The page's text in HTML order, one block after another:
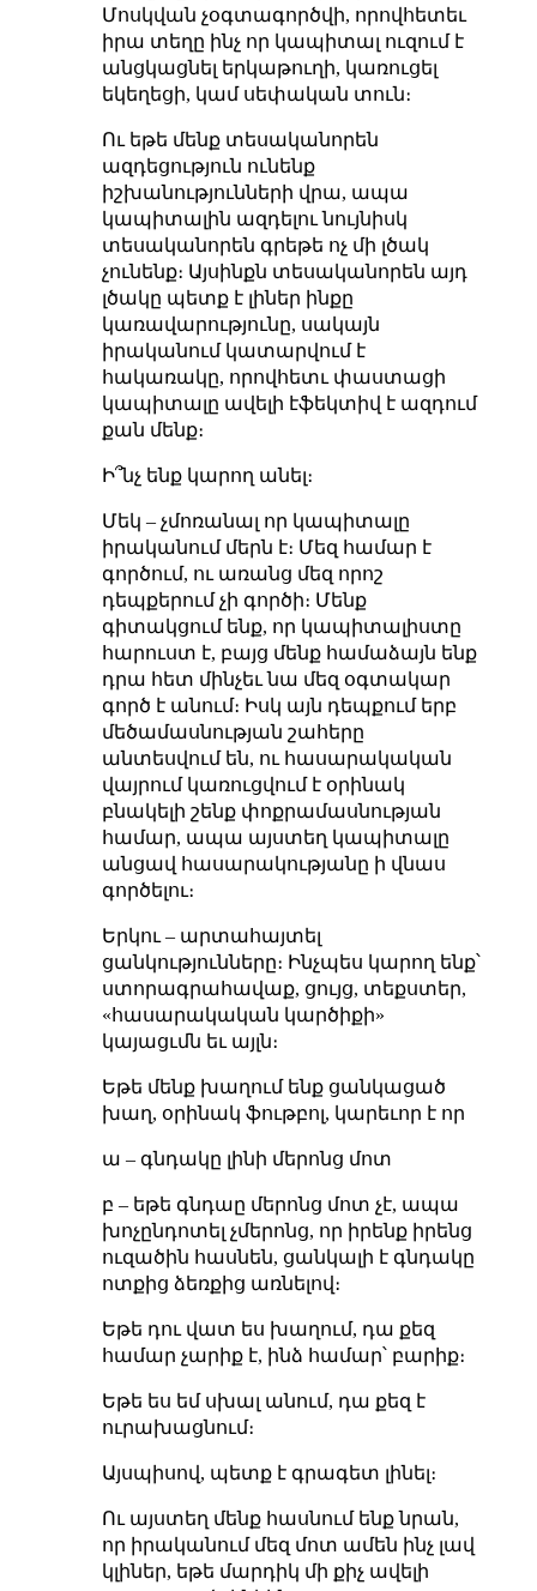
Մոսկվան չօգտագործվի, որովհետեւ
իրա տեղը ինչ որ կապիտալ ուզում է
անցկացնել երկաթուղի, կառուցել
եկեղեցի, կամ սեփական տուն։
Ու եթե մենք տեսականորեն
ազդեցություն ունենք
իշխանությունների վրա, ապա
կապիտալին ազդելու նույնիսկ
տեսականորեն գրեթե ոչ մի լծակ
չունենք։ Այսինքն տեսականորեն այդ
լծակը պետք է լիներ ինքը
կառավարությունը, սակայն
իրականում կատարվում է
հակառակը, որովհետւ փաստացի
կապիտալը ավելի էֆեկտիվ է ազդում
քան մենք։
Ի՞նչ ենք կարող անել։
Մեկ – չմոռանալ որ կապիտալը
իրականում մերն է։ Մեզ համար է
գործում, ու առանց մեզ որոշ
դեպքերում չի գործի։ Մենք
գիտակցում ենք, որ կապիտալիստը
հարուստ է, բայց մենք համաձայն ենք
դրա հետ մինչեւ նա մեզ օգտակար
գործ է անում։ Իսկ այն դեպքում երբ
մեծամասնության շահերը
անտեսվում են, ու հասարակական
վայրում կառուցվում է օրինակ
բնակելի շենք փոքրամասնության
համար, ապա այստեղ կապիտալը
անցավ հասարակությանը ի վնաս
գործելու։
Երկու – արտահայտել
ցանկությունները։ Ինչպես կարող ենք՝
ստորագրահավաք, ցույց, տեքստեր,
«հասարակական կարծիքի»
կայացւմն եւ այլն։
Եթե մենք խաղում ենք ցանկացած
խաղ, օրինակ ֆութբոլ, կարեւոր է որ
ա – գնդակը լինի մերոնց մոտ
բ – եթե գնդաը մերոնց մոտ չէ, ապա
խոչընդոտել չմերոնց, որ իրենք իրենց
ուզածին հասնեն, ցանկալի է գնդակը
ոտքից ձեռքից առնելով։
Եթե դու վատ ես խաղում, դա քեզ
համար չարիք է, ինձ համար՝ բարիք։
Եթե ես եմ սխալ անում, դա քեզ է
ուրախացնում։
Այսպիսով, պետք է գրագետ լինել։
Ու այստեղ մենք հասնում ենք նրան,
որ իրականում մեզ մոտ ամեն ինչ լավ
կլիներ, եթե մարդիկ մի քիչ ավելի